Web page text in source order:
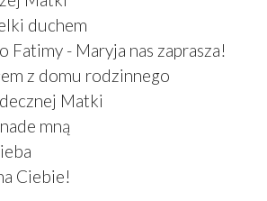
to raczej karykatura niż godny
otoczeniu sanktuarium
się, że wewnątrz Kościoła toczy
o kształt katolicyzmu i o serca
to zmaganie może prowadzić,
niewielkim mieście Obidos,
kościoła działa dzisiaj…
duchem
Fatimy - Maryja nas zaprasza!
z domu rodzinnego
Matki
mną
Ciebie!